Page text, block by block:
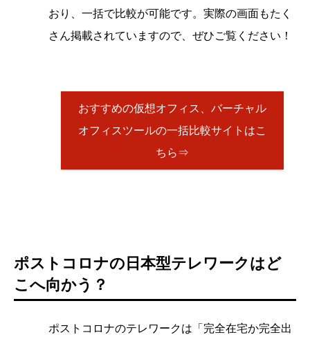
おり、一括で比較が可能です。実際の画面もたく
さん掲載されていますので、ぜひご覧ください！
おすすめの仮想オフィス、バーチャル
オフィスツールの一括比較サイトはこ
ちら⇒
ポストコロナの日本型テレワークはど
こへ向かう？
ポストコロナのテレワークは「完全在宅か完全出